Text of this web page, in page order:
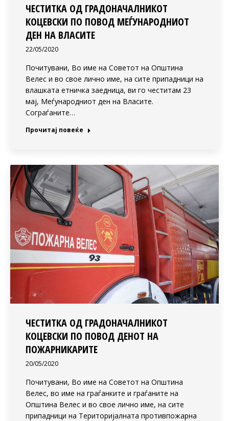
ЧЕСТИТКА ОД ГРАДОНАЧАЛНИКОТ
КОЦЕВСКИ ПО ПОВОД МЕЃУНАРОДНИОТ
ДЕН НА ВЛАСИТЕ
22/05/2020
Почитувани, Во име на Советот на Општина
Велес и во свое лично име, на сите припадници на
влашката етничка заедница, ви го честитам 23
мај, Меѓународниот ден на Власите.
Сограѓаните…
Прочитај повеќе
ЧЕСТИТКА ОД ГРАДОНАЧАЛНИКОТ
КОЦЕВСКИ ПО ПОВОД ДЕНОТ НА
ПОЖАРНИКАРИТЕ
20/05/2020
Почитувани, Во име на Советот на Општина
Велес, во име на граѓанките и граѓаните на
Општина Велес и во свое лично име, на сите
припадници на Територијалната противпожарна